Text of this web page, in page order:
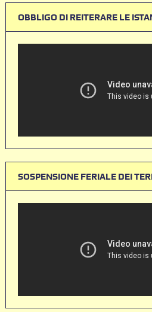
OBBLIGO DI REITERARE LE
SOSPENSIONE FERIALE DEI